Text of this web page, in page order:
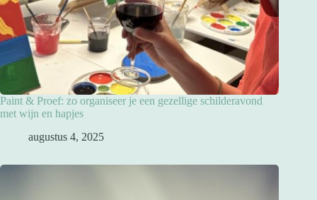
Paint & Proef: zo organiseer je een gezellige schilderavond
met wijn en hapjes
augustus 4, 2025